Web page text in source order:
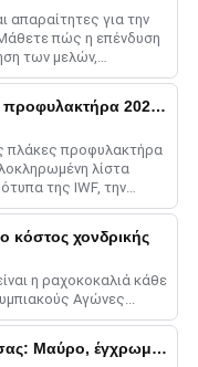
απαραίτητες για την
πώς η επένδυση
των μελών,
Λίστα ελέγχου προτύπων πινακίδας προφυλακτήρα 2025: Συμβουλές ποιότητας
πλάκες προφυλακτήρα
λίστα
της IWF, την
ένα......
κόστος χονδρικής
η ραχοκοκαλιά κάθε
Αγώνες...
Πλάκες βαρών για το γυμναστήριό σας: Μαύρο, έγχρωμο, ή Ανταγωνισμός